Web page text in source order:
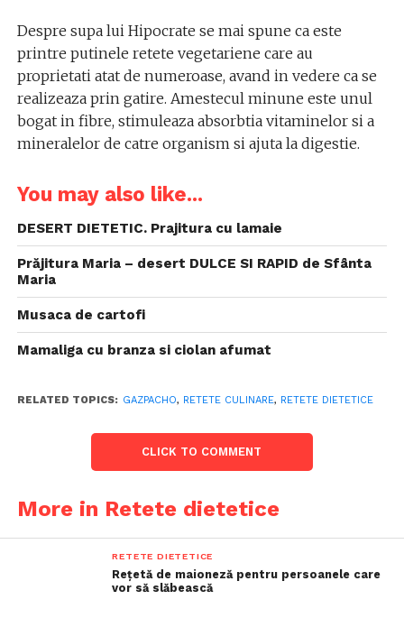
Despre supa lui Hipocrate se mai spune ca este
printre putinele retete vegetariene care au
proprietati atat de numeroase, avand in vedere ca se
realizeaza prin gatire. Amestecul minune este unul
bogat in fibre, stimuleaza absorbtia vitaminelor si a
mineralelor de catre organism si ajuta la digestie.
You may also like...
DESERT DIETETIC. Prajitura cu lamaie
Prăjitura Maria – desert DULCE SI RAPID de Sfânta
Maria
Musaca de cartofi
Mamaliga cu branza si ciolan afumat
RELATED TOPICS: GAZPACHO, RETETE CULINARE, RETETE DIETETICE
CLICK TO COMMENT
More in Retete dietetice
RETETE DIETETICE
Rețetă de maioneză pentru persoanele care
vor să slăbească